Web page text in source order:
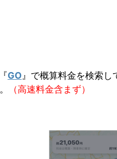
GO 』で概算料金を検索
（高速料金含まず）